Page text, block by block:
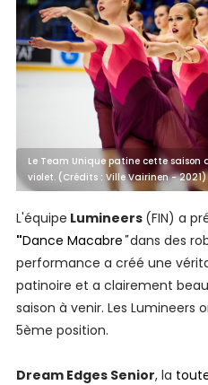
Le Team Unique patine cette
violet. (Crédits : Ville Vairinen - 2021)
L'équipe Lumineers (FIN) a
"Dance Macabre" dans des
performance a créé une
patinoire et a clairement
saison à venir. Les
5ème position.
Dream Edges Senior, la